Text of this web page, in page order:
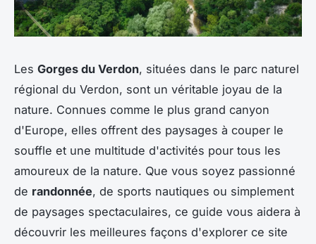
Les Gorges du Verdon, situées dans le parc naturel
régional du Verdon, sont un véritable joyau de la
nature. Connues comme le plus grand canyon
d'Europe, elles offrent des paysages à couper le
souffle et une multitude d'activités pour tous les
amoureux de la nature. Que vous soyez passionné
de randonnée, de sports nautiques ou simplement
de paysages spectaculaires, ce guide vous aidera à
découvrir les meilleures façons d'explorer ce site